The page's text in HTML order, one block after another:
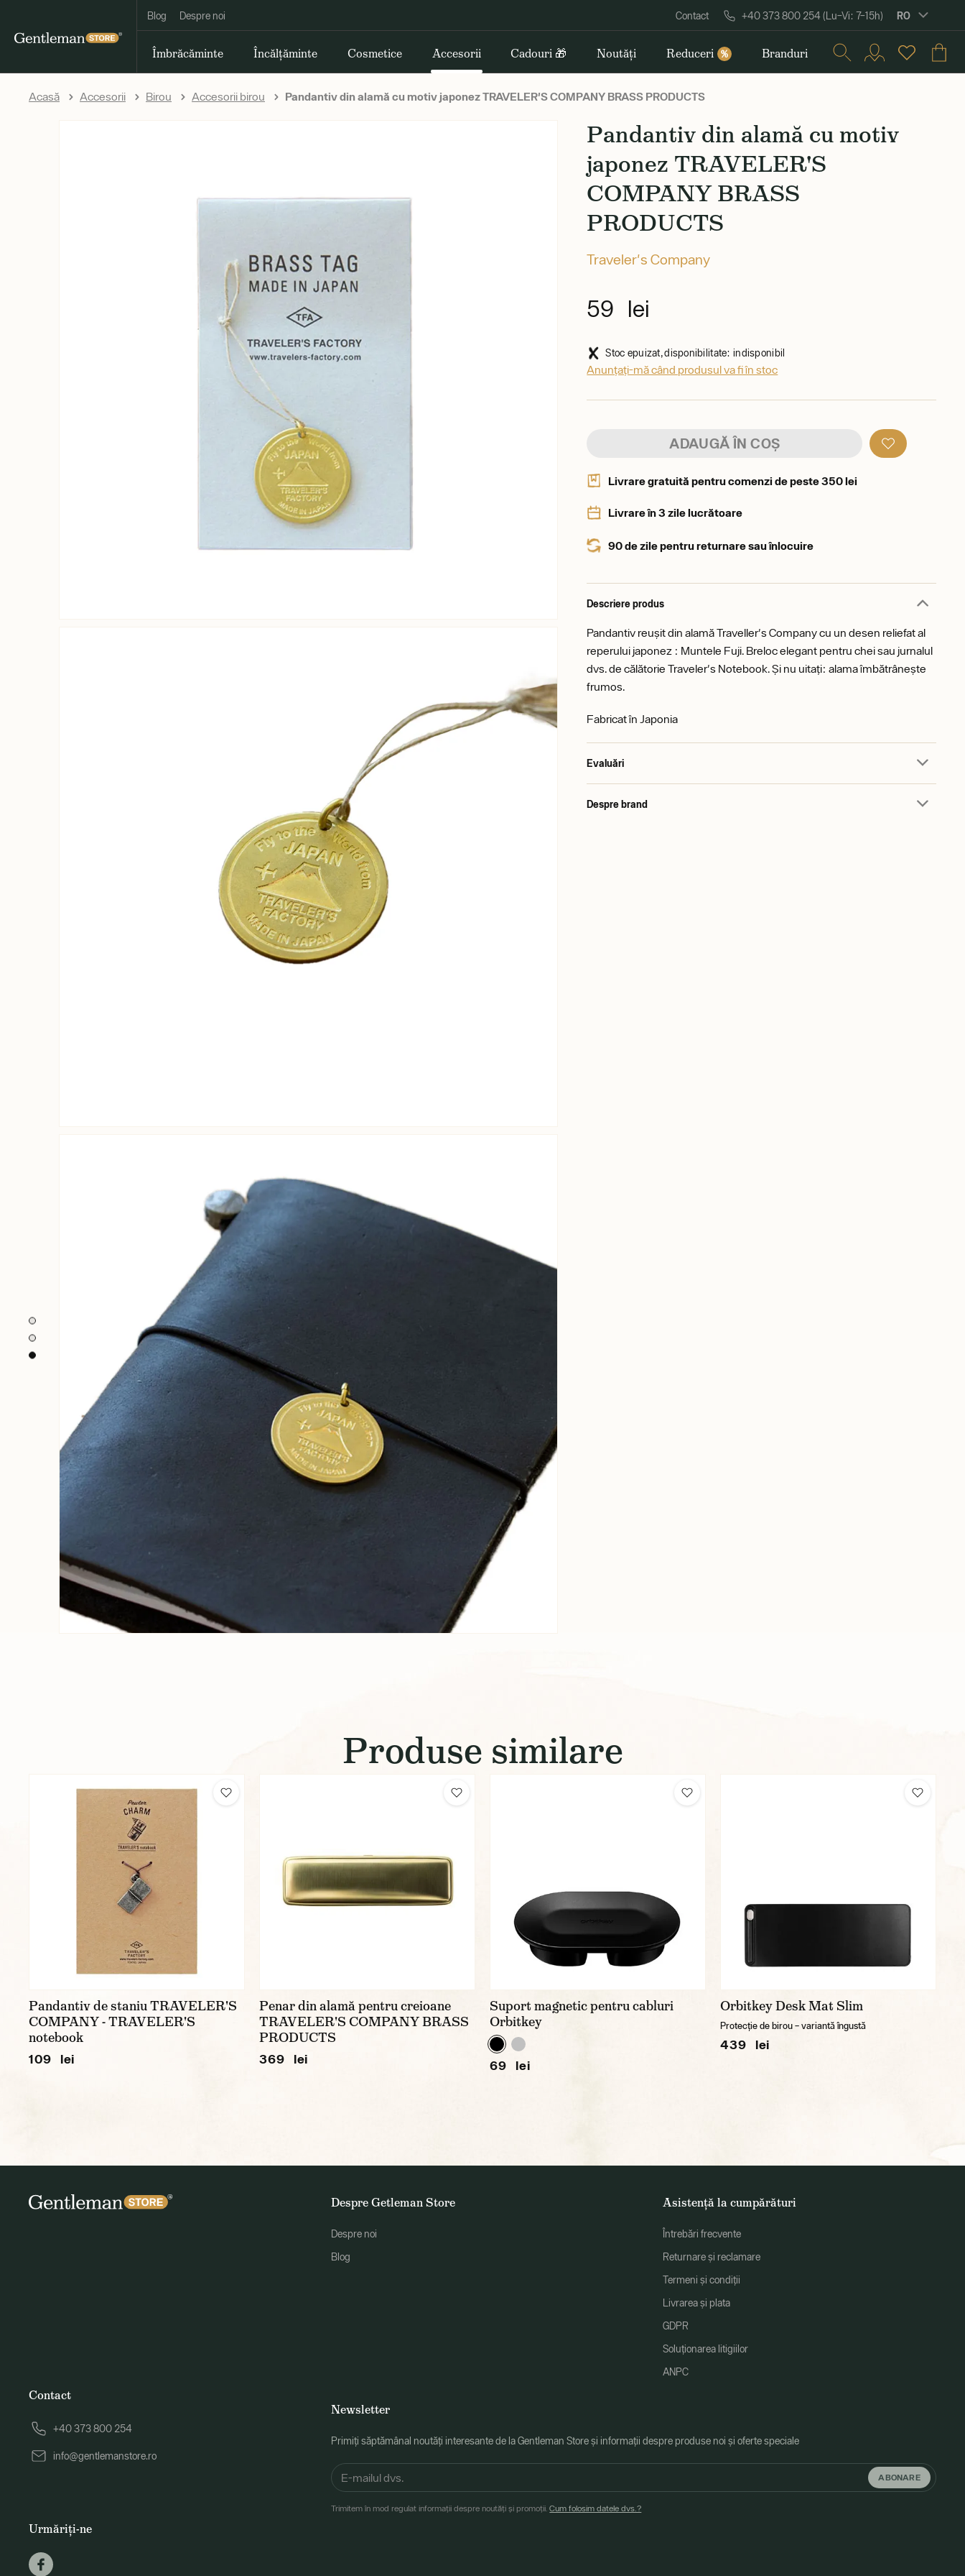
Blog Despre noi Contact +40 373 800 254 (Lu–Vi: 7–15h) RO
Îmbrăcăminte Încălțăminte Cosmetice Accesorii Cadouri 🎁 Noutăți Reduceri % Branduri
Acasă Accesorii Birou Accesorii birou Pandantiv din alamă cu motiv japonez TRAVELER'S COMPANY BRASS PRODUCTS
Pandantiv din alamă cu motiv
japonez TRAVELER'S
COMPANY BRASS
PRODUCTS
Traveler's Company
59 lei
Stoc epuizat, disponibilitate: indisponibil
Anunțați-mă când produsul va fi în stoc
ADAUGĂ ÎN COȘ
Livrare gratuită pentru comenzi de peste 350 lei
Livrare în 3 zile lucrătoare
90 de zile pentru returnare sau înlocuire
Descriere produs
Pandantiv reușit din alamă Traveller's Company cu un desen reliefat al
reperului japonez : Muntele Fuji. Breloc elegant pentru chei sau jurnalul
dvs. de călătorie Traveler's Notebook. Și nu uitați: alama îmbătrânește
frumos.
Fabricat în Japonia
Evaluări
Despre brand
Produse similare
Pandantiv de staniu TRAVELER'S
COMPANY - TRAVELER'S
notebook
109 lei
Penar din alamă pentru creioane
TRAVELER'S COMPANY BRASS
PRODUCTS
369 lei
Suport magnetic pentru cabluri
Orbitkey
69 lei
Orbitkey Desk Mat Slim
Protecție de birou – variantă îngustă
439 lei
Despre Getleman Store
Despre noi
Blog
Asistență la cumpărături
Întrebări frecvente
Returnare și reclamare
Termeni și condiții
Livrarea și plata
GDPR
Soluționarea litigiilor
ANPC
Newsletter
Primiți săptămânal noutăți interesante de la Gentleman Store și informații despre produse noi și oferte speciale
ABONARE
Trimitem în mod regulat informații despre noutăți și promoții.Cum folosim datele dvs.?
Contact
+40 373 800 254
info@gentlemanstore.ro
Urmăriți-ne